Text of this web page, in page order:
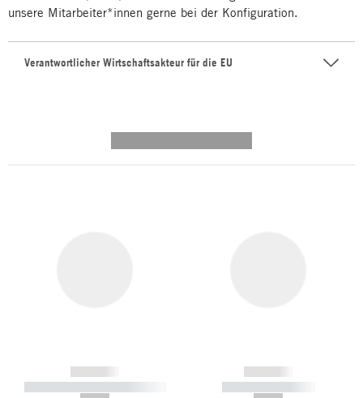
unsere Mitarbeiter*innen gerne bei der Konfiguration.
Verantwortlicher Wirtschaftsakteur für die EU
------------
----------- ----------- -----------
------------
----------- -----------